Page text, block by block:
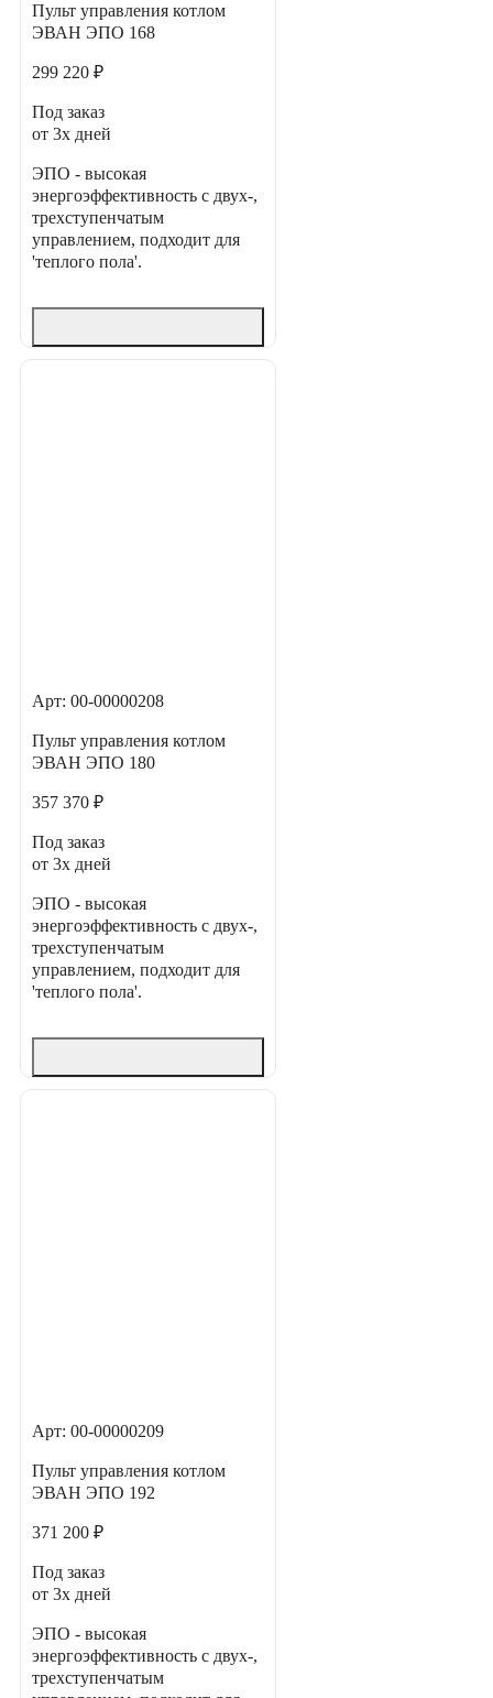
Пульт управления котлом
ЭВАН ЭПО 168
299 220 ₽
Под заказ
от 3х дней
ЭПО - высокая
энергоэффективность с двух-,
трехступенчатым
управлением, подходит для
'теплого пола'.
Арт: 00-00000208
Пульт управления котлом
ЭВАН ЭПО 180
357 370 ₽
Под заказ
от 3х дней
ЭПО - высокая
энергоэффективность с двух-,
трехступенчатым
управлением, подходит для
'теплого пола'.
Арт: 00-00000209
Пульт управления котлом
ЭВАН ЭПО 192
371 200 ₽
Под заказ
от 3х дней
ЭПО - высокая
энергоэффективность с двух-,
трехступенчатым